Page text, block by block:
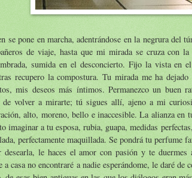
se pone en marcha, adentrándose en la negrura del
de viaje, hasta que mi mirada se cruza con
sumida en el desconcierto. Fijo la vista en
recupero la compostura. Tu mirada me ha
mis deseos más íntimos. Permanezco un buen
de volver a mirarte; tú sigues allí, ajeno a mi
alto, moreno, bello e inaccesible. La alianza en
imaginar a tu esposa, rubia, guapa, medidas
perfectamente maquillada. Se pondrá tu perfume
desearla, le haces el amor con pasión y te
a casa no encontraré a nadie esperándome, le daré